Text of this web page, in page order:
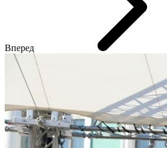
Вперед